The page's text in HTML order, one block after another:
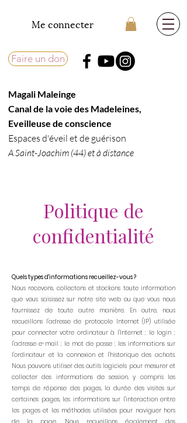
Me connecter
Faire un don
Magali Maleinge
​Canal de la voie des Madeleines,
Eveilleuse de conscience​
Espaces d'éveil et de guérison
A Saint-Joachim (44) et à distance
Politique de
confidentialité
Quels types d'informations recueillez-vous ?
Nous recevons, collectons et stockons toute information
que vous saisissez sur notre site web ou que vous nous
fournissez de toute autre manière. En outre, nous
recueillons l'adresse de protocole Internet (IP) utilisée
pour connecter votre ordinateur à l'Internet ; le login ;
l'adresse e-mail ; le mot de passe ; les informations sur
l'ordinateur et la connexion et l'historique des achats.
Nous pouvons utiliser des outils logiciels pour mesurer et
collecter des informations de session, y compris les
temps de réponse des pages, la durée des visites sur
certaines pages, les informations sur l'interaction entre
les pages et les méthodes utilisées pour naviguer hors